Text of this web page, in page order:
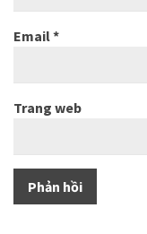
Email*
Trang web